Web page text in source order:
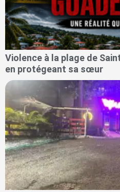
Violence à la plage de
en protégeant sa sœur